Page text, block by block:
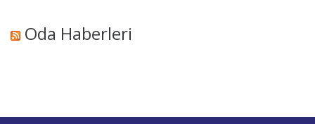
Oda Haberleri